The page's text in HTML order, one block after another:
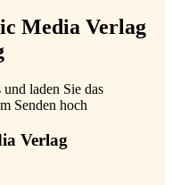
Media Verlag
laden Sie das
Senden hoch
Verlag